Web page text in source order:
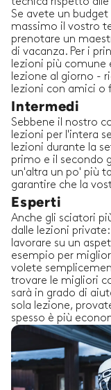
Se avete un
massimo il vostro
prenotare un
di vacanza. Per i
lezioni più comune
lezione al giorno -
lezioni con amici o
Intermedi
Sebbene il nostro
lezioni per l'intera
lezioni durante la
primo e il secondo
un'altra un po' più
garantire che la
Esperti
Anche gli sciatori
dalle lezioni
lavorare su un
esempio per
volete
trovare le migliori
sarà in grado di
sola lezione,
spesso è più